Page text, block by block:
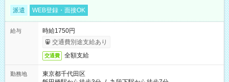
派遣 WEB登録・面接OK
給与
時給1750円
交通費別途支給あり
交通費 全額支給
勤務地
東京都千代田区